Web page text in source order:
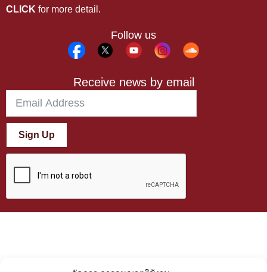
CLICK for more detail.
Follow us
Receive news by email
Sign Up